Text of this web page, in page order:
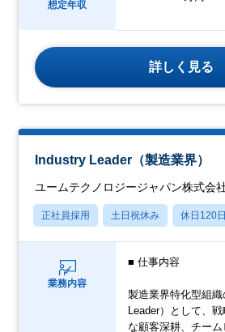
想定年収
詳しく見る
Industry Leader（製造業界）
ユームテクノロジージャパン株式会
正社員採用 土日祝休み 休日120
業務内容
■ 仕事内容
製造業界特化型組
Leader）として、
な顧客深耕、チー